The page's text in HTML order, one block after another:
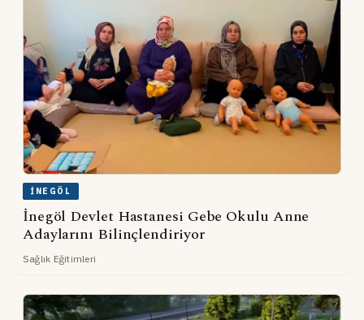
İNEGÖL
İnegöl Devlet Hastanesi Gebe Okulu Anne
Adaylarını Bilinçlendiriyor
Sağlık Eğitimleri